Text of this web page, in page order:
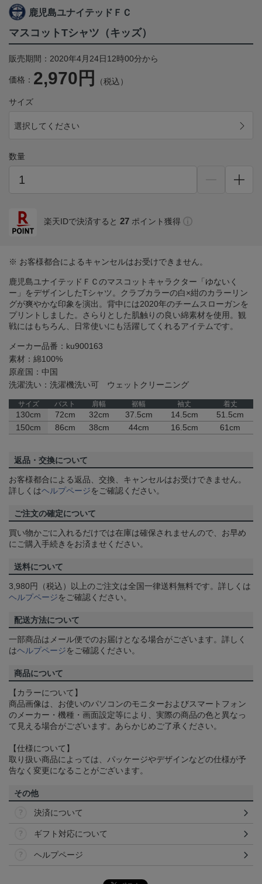
鹿児島ユナイテッドＦＣ
マスコットTシャツ（キッズ）
販売期間：2020年4月24日12時00分から
価格： 2,970円 （税込）
サイズ
選択してください
数量
楽天IDで決済すると 27 ポイント獲得
※ お客様都合によるキャンセルはお受けできません。
鹿児島ユナイテッドＦＣのマスコットキャラクター「ゆないく
ー」をデザインしたTシャツ。クラブカラーの白×紺のカラーリン
グが爽やかな印象を演出。背中には2020年のチームスローガンを
プリントしました。さらりとした肌触りの良い綿素材を使用。観
戦にはもちろん、日常使いにも活躍してくれるアイテムです。
メーカー品番：ku900163
素材：綿100%
原産国：中国
洗濯洗い：洗濯機洗い可 ウェットクリーニング
サイズ バスト 肩幅 裾幅 袖丈 着丈
130cm 72cm 32cm 37.5cm 14.5cm
51.5cm
150cm
86cm 38cm 44cm 16.5cm 61cm
返品・交換について
お客様都合による返品、交換、キャンセルはお受けできません。
詳しくはヘルプページをご確認ください。
ご注文の確定について
買い物かごに入れるだけでは在庫は確保されませんので、お早め
にご購入手続きをお済ませください。
送料について
3,980円（税込）以上のご注文は全国一律送料無料です。詳しくは
ヘルプページをご確認ください。
配送方法について
一部商品はメール便でのお届けとなる場合がございます。詳しく
はヘルプページをご確認ください。
商品について
【カラーについて】
商品画像は、お使いのパソコンのモニターおよびスマートフォン
のメーカー・機種・画面設定等により、実際の商品の色と異なっ
て見える場合がございます。あらかじめご了承ください。
【仕様について】
取り扱い商品によっては、パッケージやデザインなどの仕様が予
告なく変更になることがございます。
その他
決済について
ギフト対応について
ヘルプページ